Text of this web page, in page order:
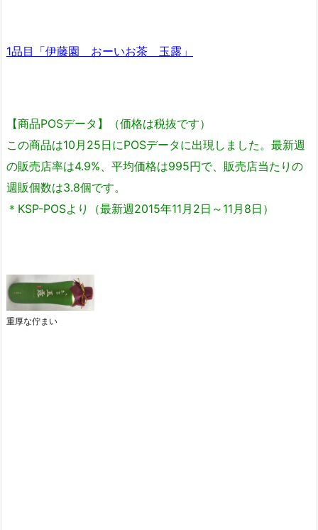
1品目「伊藤園 おーいお茶 玉露」
【商品POSデータ】（価格は税抜です）
この商品は10月25日にPOSデータに出現しました。最新週
の販売店率は4.9%、平均価格は995円で、販売店当たりの
週販個数は3.8個です。
＊KSP-POSより（最新週2015年11月2日～11月8日）
重厚な佇まい